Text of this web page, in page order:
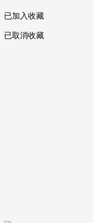
已加入收藏
已取消收藏